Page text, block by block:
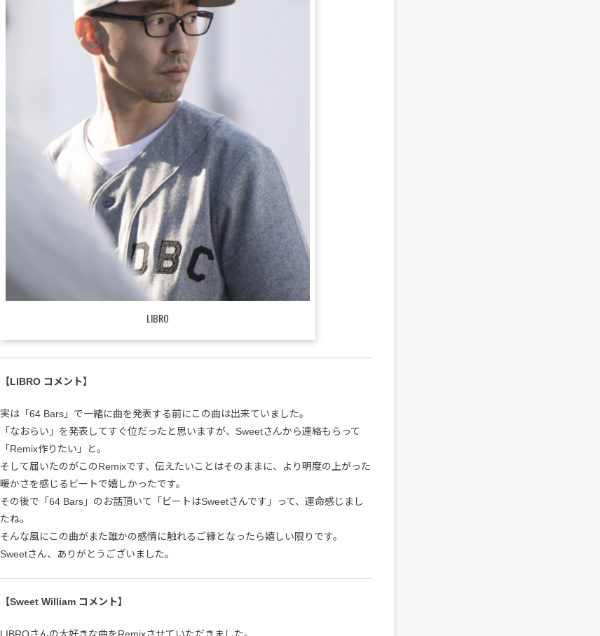
LIBRO
【LIBRO コメント】
実は「64 Bars」で一緒に曲を発表する前にこの曲は出来ていました。
「なおらい」を発表してすぐ位だったと思いますが、Sweetさんから連絡もらって
「Remix作りたい」と。
そして届いたのがこのRemixです、伝えたいことはそのままに、より明度の上がった
暖かさを感じるビートで嬉しかったです。
その後で「64 Bars」のお話頂いて「ビートはSweetさんです」って、運命感じまし
たね。
そんな風にこの曲がまた誰かの感情に触れるご縁となったら嬉しい限りです。
Sweetさん、ありがとうございました。
【Sweet William コメント】